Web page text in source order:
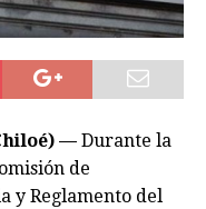
— Durante la
de
y Reglamento del